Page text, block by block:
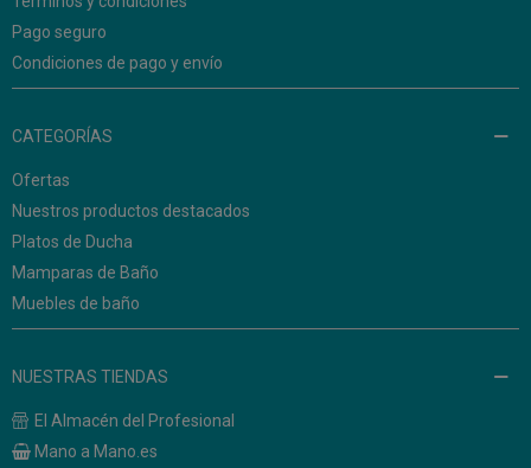
Pago seguro
Condiciones de pago y envío
CATEGORÍAS
Ofertas
Nuestros productos destacados
Platos de Ducha
Mamparas de Baño
Muebles de baño
NUESTRAS TIENDAS
El Almacén del Profesional
Mano a Mano.es